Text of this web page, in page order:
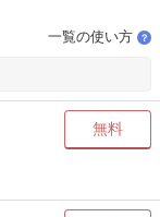
一覧の使い方 ？
無料